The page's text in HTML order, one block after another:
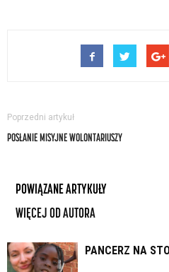
Poprzedni artykuł
POSŁANIE MISYJNE WOLONTARIUSZY
POWIĄZANE ARTYKUŁY
WIĘCEJ OD AUTORA
PANCERZ NA